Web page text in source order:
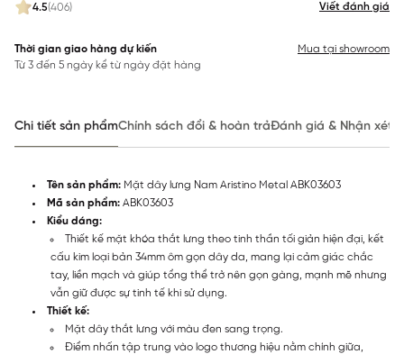
4.5(406) Viết đánh giá
Thời gian giao hàng dự kiến
Từ 3 đến 5 ngày kể từ ngày đặt hàng
Mua tại showroom
Chi tiết sản phẩmChính sách đổi & hoàn trảĐánh giá & Nhận xét
Tên sản phẩm: Mặt dây lưng Nam Aristino Metal ABK03603
Mã sản phẩm: ABK03603
Kiểu dáng:
Thiết kế mặt khóa thắt lưng theo tinh thần tối giản hiện đại, kết
cấu kim loại bản 34mm ôm gọn dây da, mang lại cảm giác chắc
tay, liền mạch và giúp tổng thể trở nên gọn gàng, mạnh mẽ nhưng
vẫn giữ được sự tinh tế khi sử dụng.
Thiết kế:
Mặt dây thắt lưng với màu đen sang trọng.
Điểm nhấn tập trung vào logo thương hiệu nằm chính giữa,